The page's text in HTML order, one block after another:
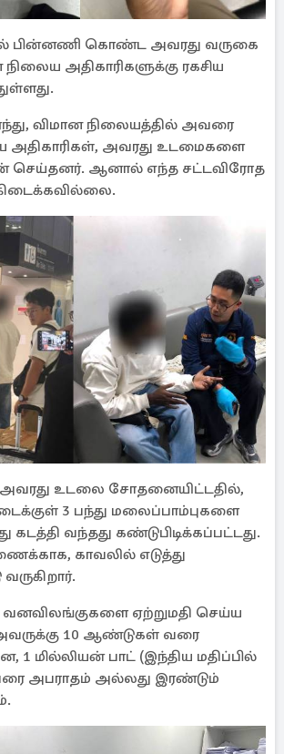
பின்னணி கொண்ட அவரது வருகை
நிலைய அதிகாரிகளுக்கு ரகசிய
விமான நிலையத்தில் அவரை
அதிகாரிகள், அவரது உடமைகளை
செய்தனர். ஆனால் எந்த சட்டவிரோத
உடலை சோதனையிட்டதில்,
3 பந்து மலைப்பாம்புகளை
கடத்தி வந்தது கண்டுபிடிக்கப்பட்டது.
காவலில் எடுத்து
வருகிறார்.
வனவிலங்குகளை ஏற்றுமதி செய்ய
10 ஆண்டுகள் வரை
மில்லியன் பாட் (இந்திய மதிப்பில்
அபராதம் அல்லது இரண்டும்